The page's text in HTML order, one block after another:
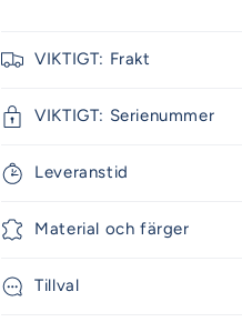
VIKTIGT: Frakt
VIKTIGT: Serienummer
Leveranstid
Material och färger
Tillval